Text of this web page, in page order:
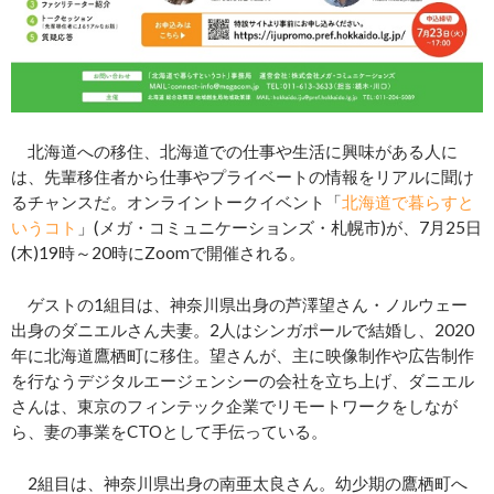
北海道への移住、北海道での仕事や生活に興味がある人に
は、先輩移住者から仕事やプライベートの情報をリアルに聞け
るチャンスだ。オンライントークイベント「北海道で暮らすと
いうコト 」(メガ・コミュニケーションズ・札幌市)が、7月25日
(木)19時～20時にZoomで開催される。
ゲストの1組目は、神奈川県出身の芦澤望さん・ノルウェー
出身のダニエルさん夫妻。2人はシンガポールで結婚し、2020
年に北海道鷹栖町に移住。望さんが、主に映像制作や広告制作
を行なうデジタルエージェンシーの会社を立ち上げ、ダニエル
さんは、東京のフィンテック企業でリモートワークをしなが
ら、妻の事業をCTOとして手伝っている。
2組目は、神奈川県出身の南亜太良さん。幼少期の鷹栖町へ